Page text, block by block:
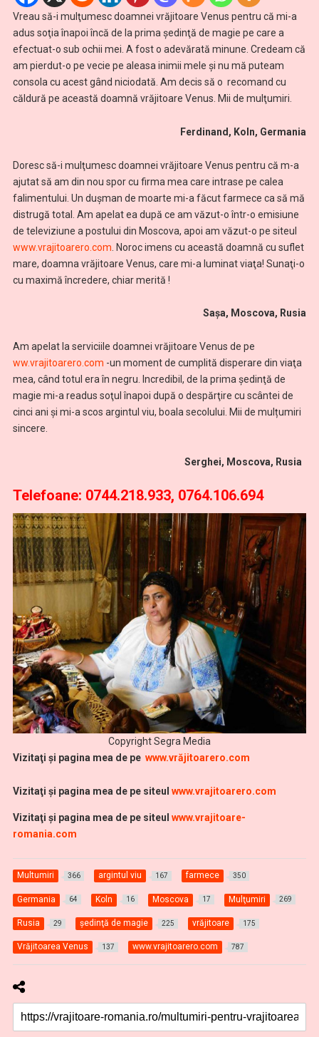
Vreau să-i mulţumesc doamnei vrăjitoare Venus pentru că mi-a
adus soţia înapoi încă de la prima şedinţă de magie pe care a
efectuat-o sub ochii mei. A fost o adevărată minune. Credeam că
am pierdut-o pe vecie pe aleasa inimii mele şi nu mă puteam
consola cu acest gând niciodată. Am decis să o recomand cu
căldură pe această doamnă vrăjitoare Venus. Mii de mulţumiri.
Ferdinand, Koln, Germania
Doresc să-i mulţumesc doamnei vrăjitoare Venus pentru că m-a
ajutat să am din nou spor cu firma mea care intrase pe calea
falimentului. Un duşman de moarte mi-a făcut farmece ca să mă
distrugă total. Am apelat ea după ce am văzut-o într-o emisiune
de televiziune a postului din Moscova, apoi am văzut-o pe siteul
www.vrajitoarero.com . Noroc imens cu această doamnă cu suflet
mare, doamna vrăjitoare Venus, care mi-a luminat viaţa! Sunaţi-o
cu maximă încredere, chiar merită !
Sașa, Moscova, Rusia
Am apelat la serviciile doamnei vrăjitoare Venus de pe
ww.vrajitoarero.com -un moment de cumplită disperare din viaţa
mea, când totul era în negru. Incredibil, de la prima şedinţă de
magie mi-a readus soţul înapoi după o despărţire cu scântei de
cinci ani şi mi-a scos argintul viu, boala secolului. Mii de mulțumiri
sincere.
Serghei, Moscova, Rusia
Telefoane: 0744.218.933, 0764.106.694
Copyright Segra Media
Vizitaţi şi pagina mea de pe www.vrăjitoarero.com
Vizitaţi şi pagina mea de pe siteul www.vrajitoarero.com
Vizitaţi şi pagina mea de pe siteul www.vrajitoare-
romania.com
Multumiri 366 argintul viu 167 farmece 350
Germania 64 Koln 16 Moscova 17 Mulţumiri 269
Rusia 29 şedinţă de magie 225 vrăjitoare 175
Vrăjitoarea Venus 137 www.vrajitoarero.com 787